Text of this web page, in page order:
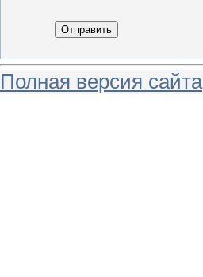
Отправить
Полная версия сайта